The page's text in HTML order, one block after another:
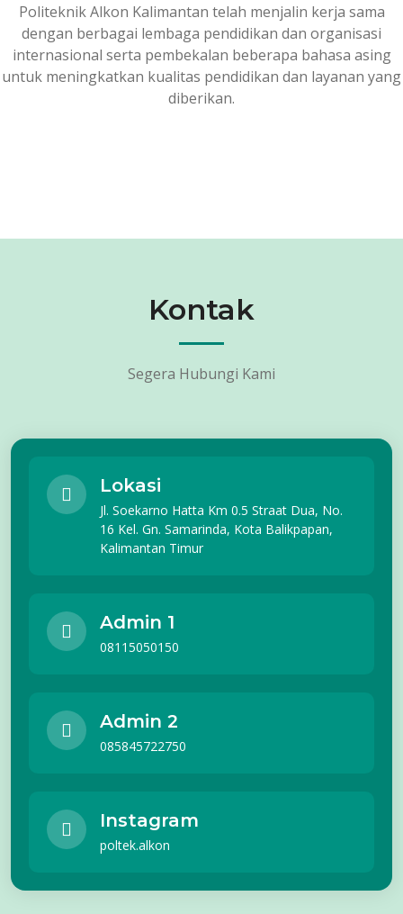
Politeknik Alkon Kalimantan telah menjalin kerja sama
dengan berbagai lembaga pendidikan dan organisasi
internasional serta pembekalan beberapa bahasa asing
untuk meningkatkan kualitas pendidikan dan layanan yang
diberikan.
Kontak
Segera Hubungi Kami
Lokasi
Jl. Soekarno Hatta Km 0.5 Straat Dua, No.
16 Kel. Gn. Samarinda, Kota Balikpapan,
Kalimantan Timur
Admin 1
08115050150
Admin 2
085845722750
Instagram
poltek.alkon